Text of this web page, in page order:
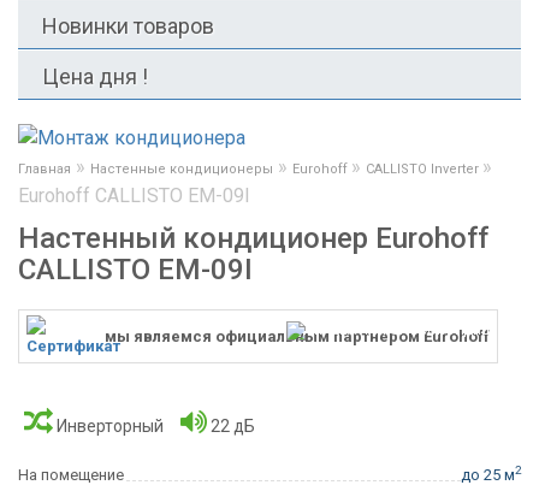
Новинки товаров
Цена дня !
Главная » Настенные кондиционеры » Eurohoff » CALLISTO Inverter »
Eurohoff CALLISTO EM-09I
Настенный кондиционер Eurohoff
CALLISTO EM-09I
мы являемся официальным партнером Eurohoff
Инверторный 22 дБ
На помещение до 25 м2